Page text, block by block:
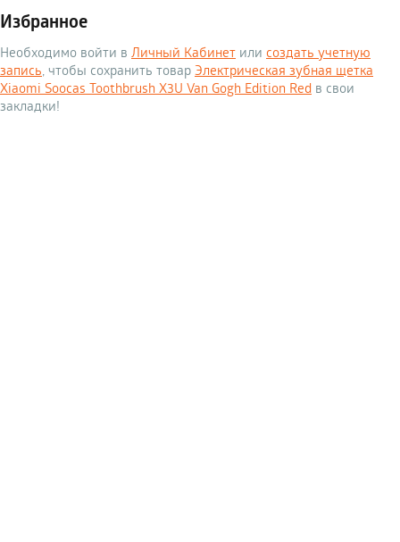
Избранное
Необходимо войти в Личный Кабинет или создать учетную
запись, чтобы сохранить товар Электрическая зубная щетка
Xiaomi Soocas Toothbrush X3U Van Gogh Edition Red в свои
закладки!